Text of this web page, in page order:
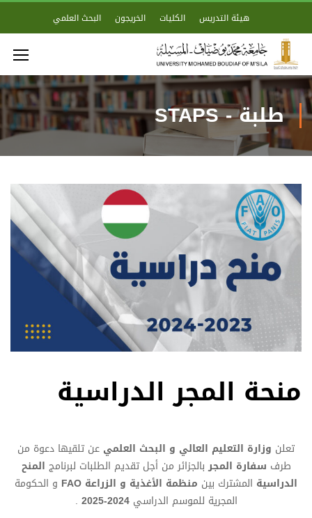
هيئة التدريس الكليات الخريجون البحث العلمي
طلبة - STAPS
منحة المجر الدراسية
تعلن وزارة التعليم العالي و البحث العلمي عن تلقيها دعوة من
طرف سفارة المجربالجزائر من أجل تقديم الطلبات لبرنامج المنح
الدراسية المشترك بين منظمة الأغذية و الزراعة FAO
و الحكومة
المجرية للموسم الدراسي2024-2025
.